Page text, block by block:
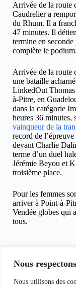
Nous
Nous utilisons des
Arrivée de la route
Caudrelier a
du Rhum. Il a
47 minutes. Il
termine en
complète le podium.
Arrivée de la route
une bataille
LinkedOut Thomas
à-Pitre, en
dans la catégorie
heures 36 minutes,
vainqueur de la
record de
devant Charlie
terme d’un duel
Jérémie Beyou et
troisième place.
Pour les femmes
arriver à Point-à-
Vendée globes qui
tous.
pour